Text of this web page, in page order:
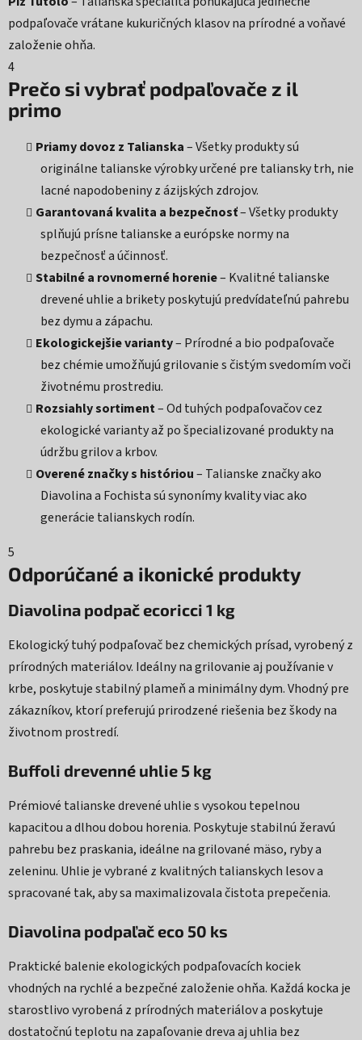
podpaľovače vrátane kukuričných klasov na prírodné a voňavé
založenie ohňa.
4
Prečo si vybrať podpaľovače z il
primo
Priamy dovoz z Talianska– Všetky produkty sú
originálne talianske výrobky určené pre taliansky trh, nie
lacné napodobeniny z ázijských zdrojov.
Garantovaná kvalita a bezpečnosť– Všetky produkty
splňujú prísne talianske a európske normy na
bezpečnosť a účinnosť.
Stabilné a rovnomerné horenie– Kvalitné talianske
drevené uhlie a brikety poskytujú predvídateľnú pahrebu
bez dymu a zápachu.
Ekologickejšie varianty– Prírodné a bio podpaľovače
bez chémie umožňujú grilovanie s čistým svedomím voči
životnému prostrediu.
Rozsiahly sortiment– Od tuhých podpaľovačov cez
ekologické varianty až po špecializované produkty na
údržbu grilov a krbov.
Overené značky s históriou– Talianske značky ako
Diavolina a Fochista sú synonímy kvality viac ako
generácie talianskych rodín.
5
Odporúčané a ikonické produkty
Diavolina podpač ecoricci 1 kg
Ekologický tuhý podpaľovač bez chemických prísad, vyrobený z
prírodných materiálov. Ideálny na grilovanie aj používanie v
krbe, poskytuje stabilný plameň a minimálny dym. Vhodný pre
zákazníkov, ktorí preferujú prirodzené riešenia bez škody na
životnom prostredí.
Buffoli drevenné uhlie 5 kg
Prémiové talianske drevené uhlie s vysokou tepelnou
kapacitou a dlhou dobou horenia. Poskytuje stabilnú žeravú
pahrebu bez praskania, ideálne na grilované mäso, ryby a
zeleninu. Uhlie je vybrané z kvalitných talianskych lesov a
spracované tak, aby sa maximalizovala čistota prepečenia.
Diavolina podpaľač eco 50 ks
Praktické balenie ekologických podpaľovacích kociek
vhodných na rychlé a bezpečné založenie ohňa. Každá kocka je
starostlivo vyrobená z prírodných materiálov a poskytuje
dostatočnú teplotu na zapaľovanie dreva aj uhlia bez